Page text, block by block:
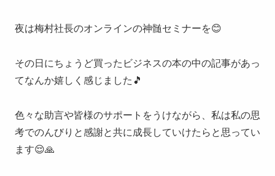
夜は梅村社長のオンラインの神髄セミナーを😊
その日にちょうど買ったビジネスの本の中の記事があっ
てなんか嬉しく感じました🎵
色々な助言や皆様のサポートをうけながら、私は私の思
考でのんびりと感謝と共に成長していけたらと思ってい
ます😌🙏